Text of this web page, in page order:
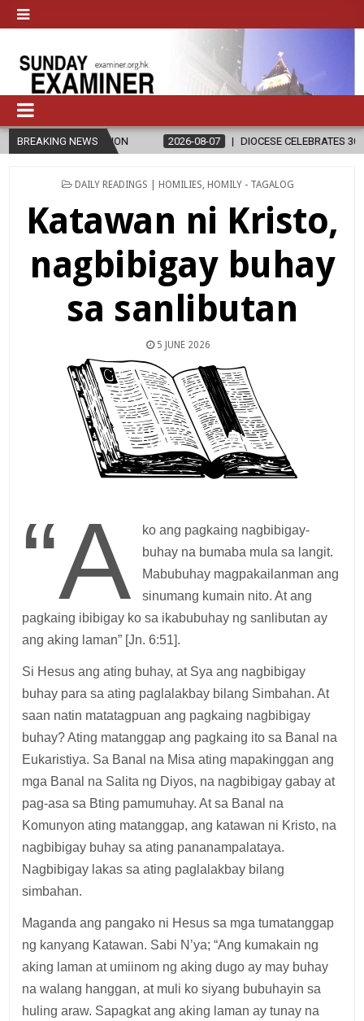
BREAKING NEWS
2026-08-07 DIOCESE CELEBRATES 30 YEARS OF
POSTED
DAILY READINGS | HOMILIES HOMILY - TAGALOG
Katawan ni Kristo,
nagbibigay buhay
sa sanlibutan
5 JUNE 2026
“A
ko ang pag­kaing nagbibigay-
buhay na bumaba mula sa langit.
Mabu­buhay magpakailanman ang
sinu­mang kumain nito. At ang
pagkaing ibibigay ko sa ikabubuhay ng sanlibutan ay
ang aking laman” [Jn. 6:51].
Si Hesus ang ating buhay, at Sya ang nagbibigay
buhay para sa ating paglalakbay bilang Simbahan. At
saan natin matatagpuan ang pagkaing nagbibigay
buhay? Ating matanggap ang pagkaing ito sa Banal na
Eukaristiya. Sa Banal na Misa ating mapakinggan ang
mga Banal na Salita ng Diyos, na nagbibigay gabay at
pag-asa sa Bting pamumuhay. At sa Banal na
Komunyon ating matanggap, ang katawan ni Kristo, na
nagbibigay buhay sa ating pananampalataya.
Nagbibigay lakas sa ating paglalakbay bilang
simbahan.
Maganda ang pangako ni Hesus sa mga tumatanggap
ng kanyang Katawan. Sabi N’ya; “Ang kumakain ng
aking laman at umiinom ng aking dugo ay may buhay
na walang hanggan, at muli ko siyang bubuhayin sa
huling araw. Sapagkat ang aking laman ay tunay na